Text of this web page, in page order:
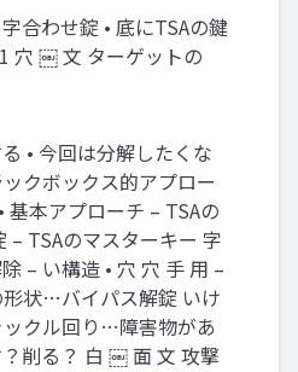
字合わせ錠 • 底にTSAの鍵
穴 ￼ 文 ターゲットの
• 今回は分解したくな
クボックス的アプロー
基本アプローチ – TSAの
– TSAのマスターキー 字
– い構造 • 穴 穴 手 用 –
形状…バイパス解錠 いけ
ックル回り…障害物があ
削る？ 白 ￼ 面 文 攻撃